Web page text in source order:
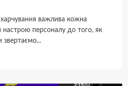
важлива кожна
настрою персоналу до того, як
звертаємо...